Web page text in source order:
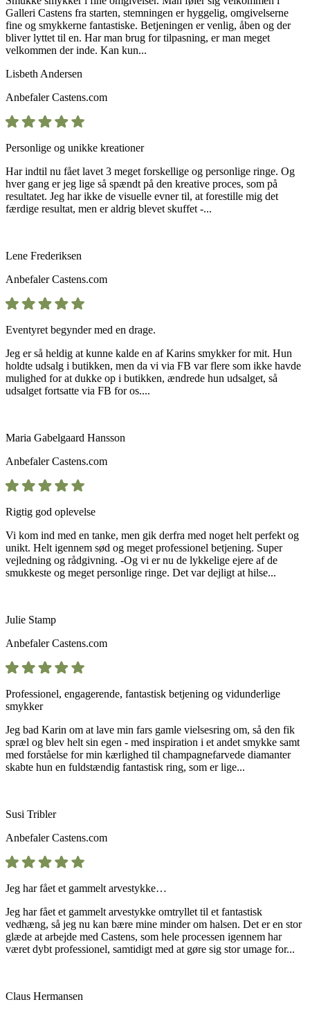
Galleri Castens fra starten, stemningen er hyggelig, omgivelserne
fine og smykkerne fantastiske. Betjeningen er venlig, åben og der
bliver lyttet til en. Har man brug for tilpasning, er man meget
velkommen der inde. Kan kun...
Lisbeth Andersen
AnbefalerCastens.com
Personlige og unikke kreationer
Har indtil nu fået lavet 3 meget forskellige og personlige ringe. Og
hver gang er jeg lige så spændt på den kreative proces, som på
resultatet. Jeg har ikke de visuelle evner til, at forestille mig det
færdige resultat, men er aldrig blevet skuffet -...
Lene Frederiksen
AnbefalerCastens.com
Eventyret begynder med en drage.
Jeg er så heldig at kunne kalde en af Karins smykker for mit. Hun
holdte udsalg i butikken, men da vi via FB var flere som ikke havde
mulighed for at dukke op i butikken, ændrede hun udsalget, så
udsalget fortsatte via FB for os....
Maria Gabelgaard Hansson
AnbefalerCastens.com
Rigtig god oplevelse
Vi kom ind med en tanke, men gik derfra med noget helt perfekt og
unikt. Helt igennem sød og meget professionel betjening. Super
vejledning og rådgivning. -Og vi er nu de lykkelige ejere af de
smukkeste og meget personlige ringe. Det var dejligt at hilse...
Julie Stamp
AnbefalerCastens.com
Professionel, engagerende, fantastisk betjening og vidunderlige
smykker
Jeg bad Karin om at lave min fars gamle vielsesring om, så den fik
spræl og blev helt sin egen - med inspiration i et andet smykke samt
med forståelse for min kærlighed til champagnefarvede diamanter
skabte hun en fuldstændig fantastisk ring, som er lige...
Susi Tribler
AnbefalerCastens.com
Jeg har fået et gammelt arvestykke…
Jeg har fået et gammelt arvestykke omtryllet til et fantastisk
vedhæng, så jeg nu kan bære mine minder om halsen. Det er en stor
glæde at arbejde med Castens, som hele processen igennem har
været dybt professionel, samtidigt med at gøre sig stor umage for...
Claus Hermansen